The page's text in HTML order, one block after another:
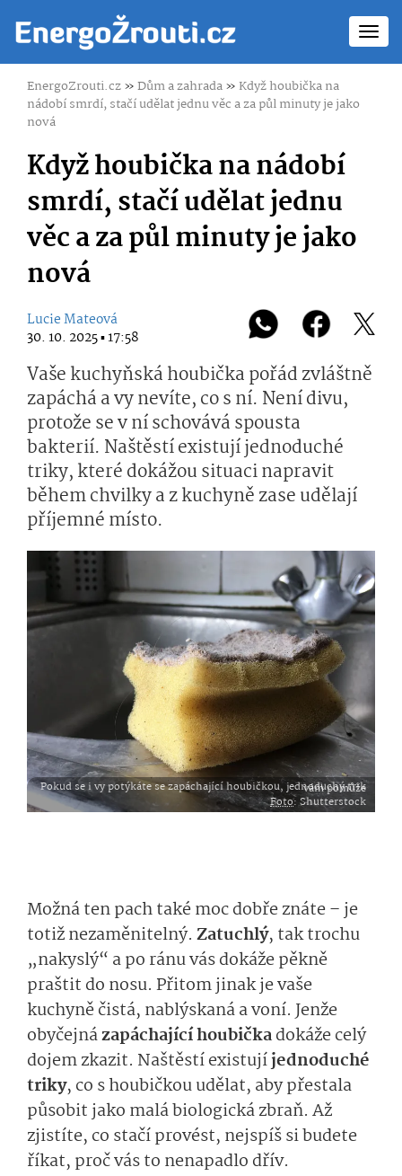
EnergoZrouti.cz»Dům a zahrada»Když houbička na
nádobí smrdí, stačí udělat jednu věc a za půl minuty je jako
nová
Když houbička na nádobí
smrdí, stačí udělat jednu
věc a za půl minuty je jako
nová
Lucie Mateová
30. 10. 2025 ▪ 17:58
Vaše kuchyňská houbička pořád zvláštně
zapáchá a vy nevíte, co s ní. Není divu,
protože se v ní schovává spousta
bakterií. Naštěstí existují jednoduché
triky, které dokážou situaci napravit
během chvilky a z kuchyně zase udělají
příjemné místo.
Pokud se i vy potýkáte se zapáchající houbičkou, jednoduchý trik vám pomůže
Foto: Shutterstock
Možná ten pach také moc dobře znáte – je
totiž nezaměnitelný. Zatuchlý, tak trochu
„nakyslý“ a po ránu vás dokáže pěkně
praštit do nosu. Přitom jinak je vaše
kuchyně čistá, nablýskaná a voní. Jenže
obyčejnázapáchající houbičkadokáže celý
dojem zkazit. Naštěstí existujíjednoduché
triky, co s houbičkou udělat, aby přestala
působit jako malá biologická zbraň. Až
zjistíte, co stačí provést, nejspíš si budete
říkat, proč vás to nenapadlo dřív.